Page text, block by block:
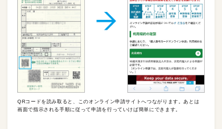
QRコードを読み取ると、このオンライン申請サイトへつながります。あとは
画面で指示される手順に従って申請を行っていけば簡単にできます。